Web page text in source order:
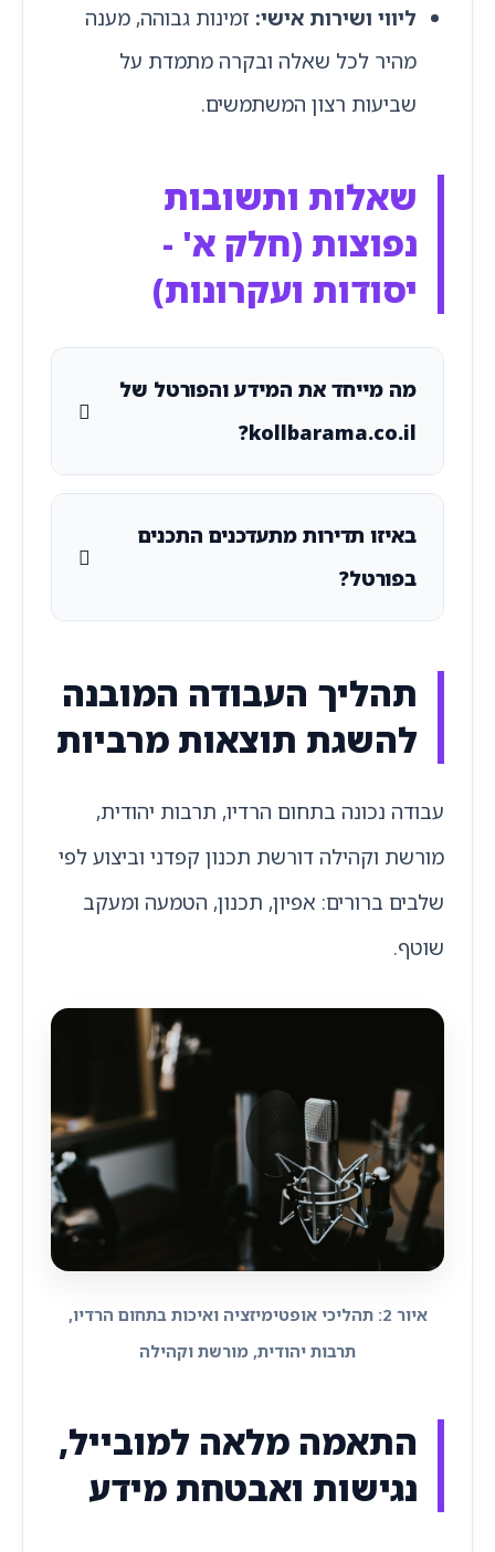
ליווי ושירות אישי:זמינות גבוהה, מענה
מהיר לכל שאלה ובקרה מתמדת על
שביעות רצון המשתמשים.
שאלות ותשובות
נפוצות (חלק א' -
יסודות ועקרונות)
מה מייחד את המידע והפורטל של
kollbarama.co.il?
באיזו תדירות מתעדכנים התכנים
בפורטל?
תהליך העבודה המובנה
להשגת תוצאות מרביות
עבודה נכונה בתחום הרדיו, תרבות יהודית,
מורשת וקהילה דורשת תכנון קפדני וביצוע לפי
שלבים ברורים: אפיון, תכנון, הטמעה ומעקב
שוטף.
איור 2: תהליכי אופטימיזציה ואיכות בתחום הרדיו,
תרבות יהודית, מורשת וקהילה
התאמה מלאה למובייל,
נגישות ואבטחת מידע